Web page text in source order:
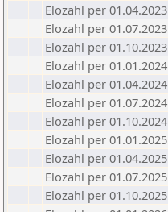
Elozahl per 01.04.2023
Elozahl per 01.07.2023
Elozahl per 01.10.2023
Elozahl per 01.01.2024
Elozahl per 01.04.2024
Elozahl per 01.07.2024
Elozahl per 01.10.2024
Elozahl per 01.01.2025
Elozahl per 01.04.2025
Elozahl per 01.07.2025
Elozahl per 01.10.2025